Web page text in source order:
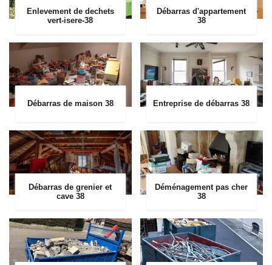
Enlevement de dechets
vert-isere-38
Débarras d'appartement
38
Débarras de maison 38 Entreprise de débarras 38
Débarras de grenier et
cave 38
Déménagement pas cher
38